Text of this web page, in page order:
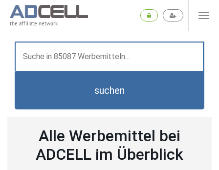
the affiliate network
suchen
Alle Werbemittel bei
ADCELL im Überblick